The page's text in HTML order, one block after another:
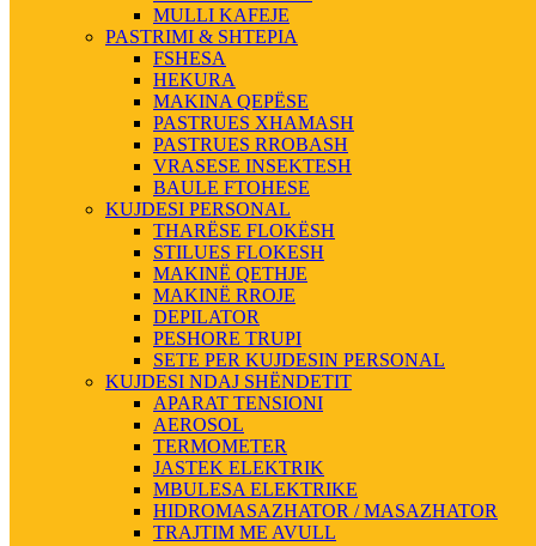
MULLI KAFEJE
PASTRIMI & SHTEPIA
FSHESA
HEKURA
MAKINA QEPËSE
PASTRUES XHAMASH
PASTRUES RROBASH
VRASESE INSEKTESH
BAULE FTOHESE
KUJDESI PERSONAL
THARËSE FLOKËSH
STILUES FLOKESH
MAKINË QETHJE
MAKINË RROJE
DEPILATOR
PESHORE TRUPI
SETE PER KUJDESIN PERSONAL
KUJDESI NDAJ SHËNDETIT
APARAT TENSIONI
AEROSOL
TERMOMETER
JASTEK ELEKTRIK
MBULESA ELEKTRIKE
HIDROMASAZHATOR / MASAZHATOR
TRAJTIM ME AVULL